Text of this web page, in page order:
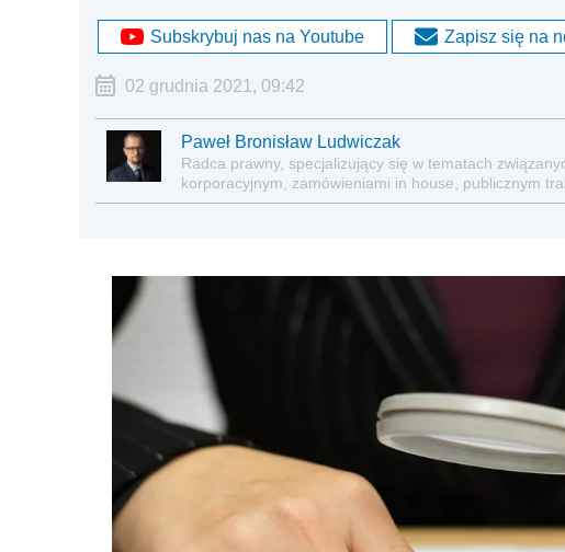
Subskrybuj nas na Youtube Zapisz się na
02 grudnia 2021, 09:42
Paweł Bronisław Ludwiczak
Radca prawny, specjalizujący się w tematach
korporacyjnym, zamówieniami in house, publicznym